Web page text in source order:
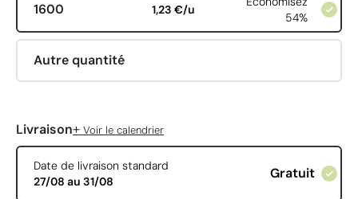
1600 1,23 €/u
54%
Autre quantité
Livraison+ Voir le calendrier
Date de livraison standard
27/08 au 31/08
Gratuit